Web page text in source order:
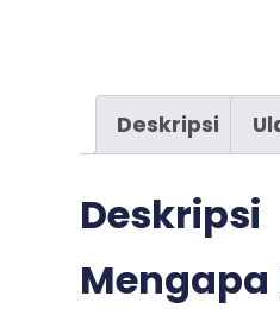
Deskripsi
Deskripsi
Mengapa